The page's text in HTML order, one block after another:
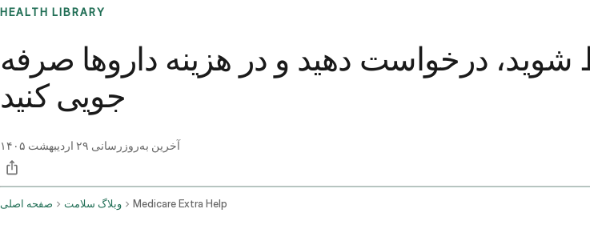
HEALTH LIBRARY
درخواست دهید و در هزینه داروها صرفه
جویی کنید
آخرین به‌روزرسانی ۲۹ اردیبهشت ۱۴۰۵
صفحه اصلی وبلاگ سلامت Medicare Extra Help